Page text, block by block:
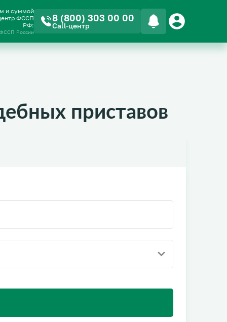
и суммой
ФССП
РФ:
России
8 (800) 303 00 00
Call-центр
приставов